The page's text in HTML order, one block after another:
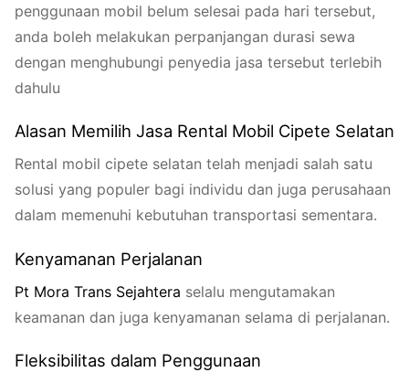
penggunaan mobil belum selesai pada hari tersebut,
anda boleh melakukan perpanjangan durasi sewa
dengan menghubungi penyedia jasa tersebut terlebih
dahulu
Alasan Memilih Jasa Rental Mobil Cipete Selatan
Rental mobil cipete selatan telah menjadi salah satu
solusi yang populer bagi individu dan juga perusahaan
dalam memenuhi kebutuhan transportasi sementara.
Kenyamanan Perjalanan
Pt Mora Trans Sejahtera selalu mengutamakan
keamanan dan juga kenyamanan selama di perjalanan.
Fleksibilitas dalam Penggunaan